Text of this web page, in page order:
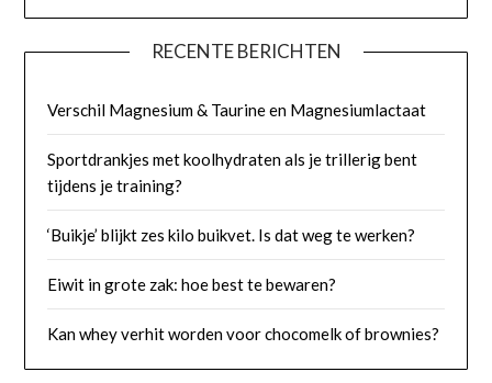
RECENTE BERICHTEN
Verschil Magnesium & Taurine en Magnesiumlactaat
Sportdrankjes met koolhydraten als je trillerig bent
tijdens je training?
‘Buikje’ blijkt zes kilo buikvet. Is dat weg te werken?
Eiwit in grote zak: hoe best te bewaren?
Kan whey verhit worden voor chocomelk of brownies?